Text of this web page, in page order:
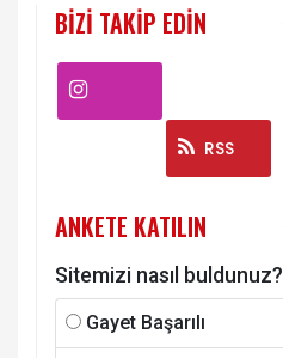
BIZI TAKIP EDIN
RSS
ANKETE KATILIN
Sitemizi nasıl buldunuz?
Gayet Başarılı